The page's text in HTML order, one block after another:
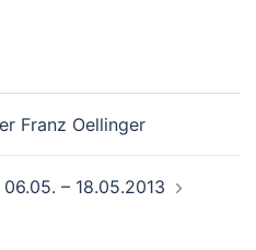
Franz Oellinger
– 18.05.2013